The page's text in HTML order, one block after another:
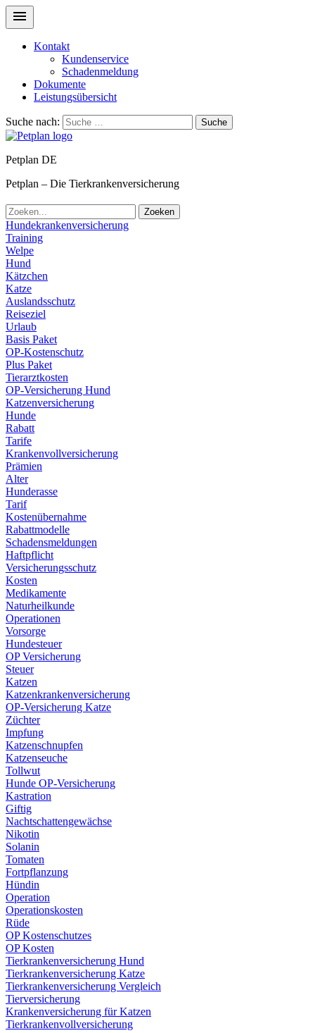
Kontakt
Kundenservice
Schadenmeldung
Dokumente
Leistungsübersicht
Suche nach: Suche
Petplan DE
Petplan – Die Tierkrankenversicherung
Zoeken
Hundekrankenversicherung
Training
Welpe
Hund
Kätzchen
Katze
Auslandsschutz
Reiseziel
Urlaub
Basis Paket
OP-Kostenschutz
Plus Paket
Tierarztkosten
OP-Versicherung Hund
Katzenversicherung
Hunde
Rabatt
Tarife
Krankenvollversicherung
Prämien
Alter
Hunderasse
Tarif
Kostenübernahme
Rabattmodelle
Schadensmeldungen
Haftpflicht
Versicherungsschutz
Kosten
Medikamente
Naturheilkunde
Operationen
Vorsorge
Hundesteuer
OP Versicherung
Steuer
Katzen
Katzenkrankenversicherung
OP-Versicherung Katze
Züchter
Impfung
Katzenschnupfen
Katzenseuche
Tollwut
Hunde OP-Versicherung
Kastration
Giftig
Nachtschattengewächse
Nikotin
Solanin
Tomaten
Fortpflanzung
Hündin
Operation
Operationskosten
Rüde
OP Kostenschutzes
OP Kosten
Tierkrankenversicherung Hund
Tierkrankenversicherung Katze
Tierkrankenversicherung Vergleich
Tierversicherung
Krankenversicherung für Katzen
Tierkrankenvollversicherung